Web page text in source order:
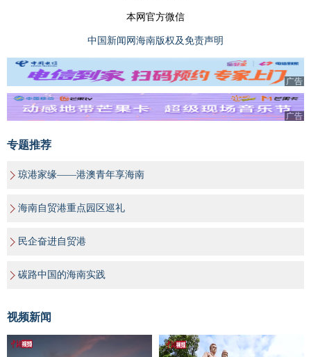
本网官方微信
中国新闻网海南版权及免责声明
广告
广告
专题推荐
琼港家缘——港澳青年享海南
海南自贸港重点园区巡礼
民企奋进自贸港
碳路中国的海南实践
视频新闻